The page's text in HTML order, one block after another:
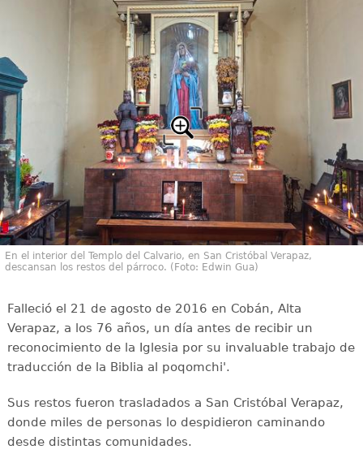
En el interior del Templo del Calvario, en San Cristóbal Verapaz,
descansan los restos del párroco. (Foto: Edwin Gua)
Falleció el 21 de agosto de 2016 en Cobán, Alta
Verapaz, a los 76 años, un día antes de recibir un
reconocimiento de la Iglesia por su invaluable trabajo de
traducción de la Biblia al poqomchi'.
Sus restos fueron trasladados a San Cristóbal Verapaz,
donde miles de personas lo despidieron caminando
desde distintas comunidades.